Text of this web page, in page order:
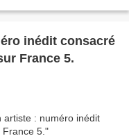
inédit consacré
France 5.